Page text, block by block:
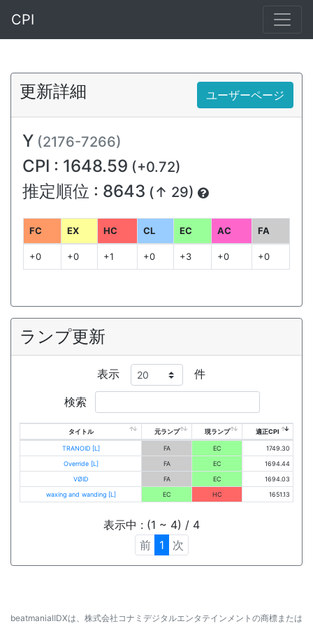
CPI
更新詳細 ユーザーページ
Y (2176-7266)
CPI : 1648.59 (+0.72)
推定順位 : 8643 (↑ 29)
FC EX HC CL EC AC FA
+0 +0 +1 +0 +3 +0 +0
ランプ更新
表示 件
検索
タイトル 元ランプ 現ランプ 適正CPI
TRANOID [L] FA EC
1749.30
Override [L]
FA EC
1694.44
VØID
FA EC
1694.03
waxing and wanding [L]
EC HC 1651.13
表示中 : (1 ~ 4) / 4
前
1 次
beatmaniaⅡDXは、株式会社コナミデジタルエンタテインメントの商標または